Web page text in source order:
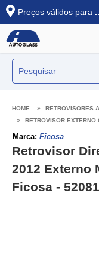
Preços válidos para
RETROVISORES
RETROVISOR EXTERNO
Marca: Ficosa
Retrovisor
2012 Externo
Ficosa -